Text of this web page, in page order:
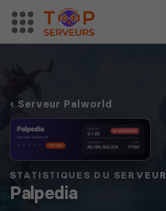
Serveur Palworld
STATISTIQUES DU SERVEUR
Palpedia